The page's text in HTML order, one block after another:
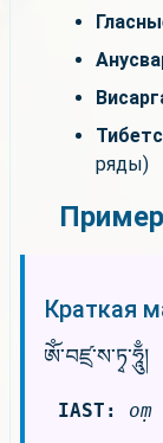
ряды)
Краткая
ཨོཾ་བཛྲ་ས་ཏྭ་ཧཱུྃ།
IAST: